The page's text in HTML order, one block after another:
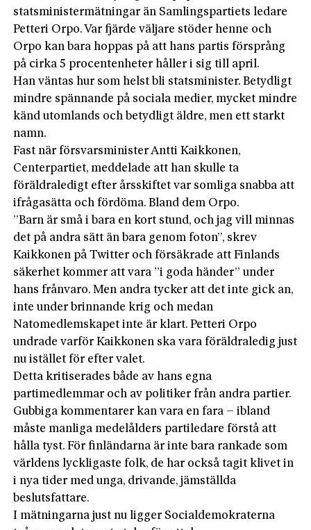
statsministermätningar än Samlingspartiets ledare
Petteri Orpo. Var fjärde väljare stöder henne och
Orpo kan bara hoppas på att hans partis försprång
på cirka 5 procentenheter håller i sig till april.
Han väntas hur som helst bli statsminister. Betydligt
mindre spännande på sociala medier,­ mycket mindre
känd utomlands och betydligt äldre, men ett starkt
namn.
Fast när försvarsminister Antti Kaikkonen,
Centerpartiet, meddelade att han skulle ta
föräldraledigt efter årsskiftet var somliga snabba att
ifrågasätta och fördöma. Bland dem Orpo.
”Barn är små i bara en kort stund, och jag vill minnas
det på andra sätt än bara genom foton”, skrev
Kaikkonen på Twitter och försäkrade att Finlands
säkerhet kommer att vara ”i goda händer” under
hans frånvaro. Men andra tycker att det inte gick an,
inte under brinnande krig och medan
Natomedlemskapet inte är klart. Petteri Orpo
undrade varför Kaikkonen ska vara föräldraledig just
nu istället för efter valet.
Detta kritiserades både av hans egna
partimedlemmar och av politiker från andra partier.
Gubbiga kommentarer kan vara en fara – ibland
måste manliga medelålders partiledare förstå att
hålla tyst. För finländarna är inte bara rankade som
världens lyckligaste folk, de har också tagit klivet in
i nya tider med unga, drivande, jämställda
beslutsfattare.
I mätningarna just nu ligger Socialdemokraterna